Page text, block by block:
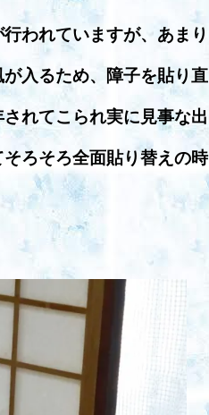
われていますが、あまり
入るため、障子を貼り直
れてこられ実に見事な出
ろそろ全面貼り替えの時